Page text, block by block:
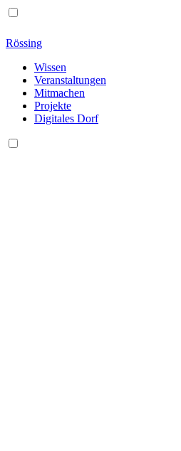
Rössing
Wissen
Veranstaltungen
Mitmachen
Projekte
Digitales Dorf